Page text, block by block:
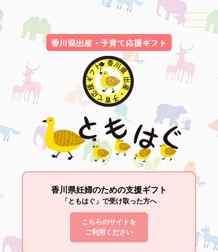
香川県出産・子育て応援ギフト
香川県妊婦のための支援ギフト
「ともはぐ」で受け取った方へ
こちらのサイトを
ご利用ください